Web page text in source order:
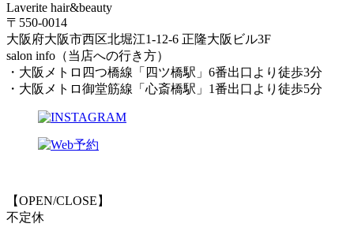
Laverite hair&beauty
〒550-0014
大阪府大阪市西区北堀江1-12-6 正隆大阪ビル3F
salon info（当店への行き方）
・大阪メトロ四つ橋線「四ツ橋駅」6番出口より徒歩3分
・大阪メトロ御堂筋線「心斎橋駅」1番出口より徒歩5分
【OPEN/CLOSE】
不定休